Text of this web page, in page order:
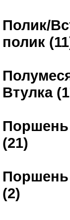
Полик/
полик
Втулка
Поршень
(21)
Поршень
(2)